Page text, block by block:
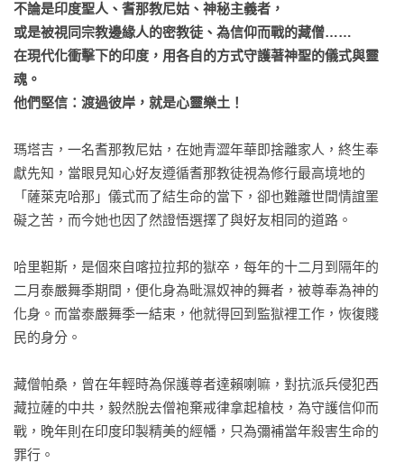
不論是印度聖人、耆那教尼姑、神秘主義者，
或是被視同宗教邊緣人的密教徒、為信仰而戰的藏僧……
在現代化衝擊下的印度，用各自的方式守護著神聖的儀式與靈
魂。
他們堅信：渡過彼岸，就是心靈樂土！
瑪塔吉，一名耆那教尼姑，在她青澀年華即捨離家人，終生奉
獻先知，當眼見知心好友遵循耆那教徒視為修行最高境地的
「薩萊克哈那」儀式而了結生命的當下，卻也難離世間情誼罣
礙之苦，而今她也因了然證悟選擇了與好友相同的道路。
哈里靼斯，是個來自喀拉拉邦的獄卒，每年的十二月到隔年的
二月泰嚴舞季期間，便化身為毗濕奴神的舞者，被尊奉為神的
化身。而當泰嚴舞季一結束，他就得回到監獄裡工作，恢復賤
民的身分。
藏僧帕桑，曾在年輕時為保護尊者達賴喇嘛，對抗派兵侵犯西
藏拉薩的中共，毅然脫去僧袍棄戒律拿起槍枝，為守護信仰而
戰，晚年則在印度印製精美的經幡，只為彌補當年殺害生命的
罪行。